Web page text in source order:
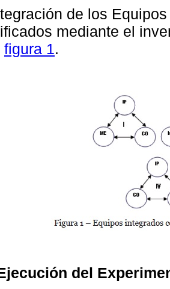
de los
mediante el
figura 1 .
del